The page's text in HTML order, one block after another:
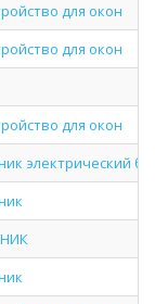
для окон
для окон
для окон
электрический